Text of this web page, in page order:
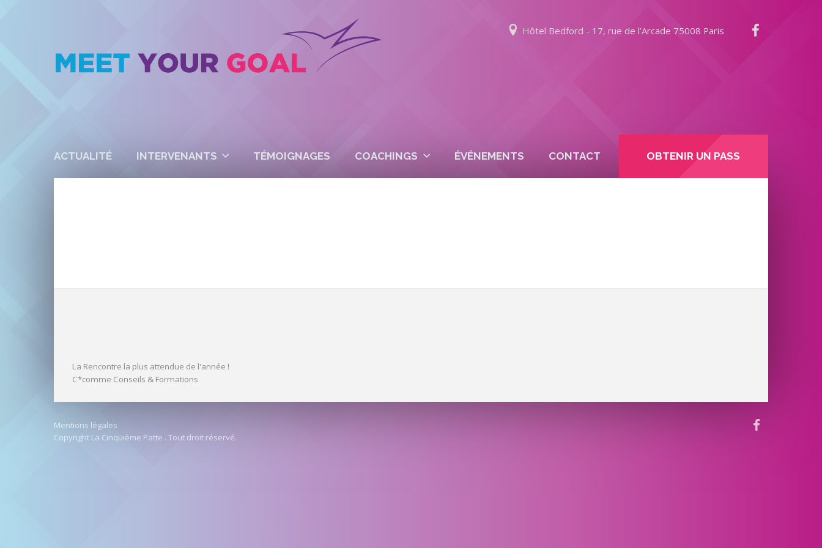
Hôtel Bedford - 17, rue de l’Arcade 75008 Paris
OBTENIR UN PASS
ACTUALITÉ INTERVENANTS TÉMOIGNAGES COACHINGS ÉVÉNEMENTS CONTACT
La Rencontre la plus attendue de l'année !
C*comme Conseils & Formations
Mentions légales
Copyright La Cinquième Patte . Tout droit réservé.